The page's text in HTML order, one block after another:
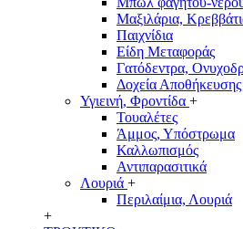
Μαξιλάρια,
Παιχνίδια
Είδη Μεταφοράς
Γατόδεντρα,
Δοχεία
Υγιεινή, Φροντίδα +
Τουαλέτες
Άμμος, Υπόστρωμα
Καλλωπισμός
Αντιπαρασιτικά
Λουριά +
Περιλαίμια, Λουριά
+